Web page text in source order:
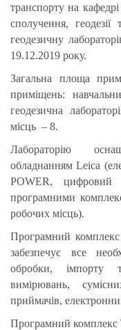
транспорту на
сполучення,
геодезичну
19.12.2019 року.
Загальна площа
приміщень:
геодезична
місць – 8.
Лабораторію
обладнанням Leica
POWER, цифровий
програмними
робочих місць).
Програмний
забезпечує все
обробки, імпорту
вимірювань,
приймачів,
Програмний комплекс